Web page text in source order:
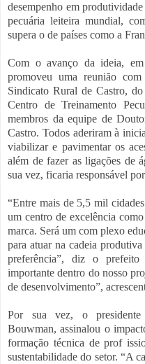
desempenho em
pecuária leiteira mundial,
supera o de países como a
Com o avanço da ideia,
promoveu uma reunião com
Sindicato Rural de Castro,
Centro de Treinamento
membros da equipe de
Castro. Todos aderiram à
viabilizar e pavimentar os
além de fazer as ligações de
sua vez, ficaria responsável
“Entre mais de 5,5 mil
um centro de excelência
marca. Será um com plexo
para atuar na cadeia
preferência”, diz o
importante dentro do nosso
de desenvolvimento”,
Por sua vez, o presidente
Bouwman, assinalou o
formação técnica de prof
sustentabilidade do setor. “A